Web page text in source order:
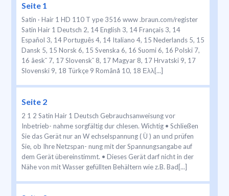
Seite 1
Satin · Hair 1 HD 110 T ype 3516 www .braun.com/register
Satin Hair 1 Deutsch 2, 14 English 3, 14 Français 3, 14
Español 3, 14 Português 4, 14 Italiano 4, 15 Nederlands 5, 15
Dansk 5, 15 Norsk 6, 15 Svenska 6, 16 Suomi 6, 16 Polski 7,
16 âesk˘ 7, 17 Slovensk˘ 8, 17 Magyar 8, 17 Hrvatski 9, 17
Slovenski 9, 18 Türkçe 9 Românå 10, 18 Ελλ[...]
Seite 2
2 1 2 Satin Hair 1 Deutsch Gebrauchsanweisung vor
Inbetrieb- nahme sorgfältig dur chlesen. Wichtig • Schließen
Sie das Gerät nur an W echselspannung ( Ù ) an und prüfen
Sie, ob Ihre Netzspan- nung mit der Spannungsangabe auf
dem Gerät übereinstimmt. • Dieses Gerät darf nicht in der
Nähe von mit Wasser gefüllten Behältern wie z.B. Bad[...]